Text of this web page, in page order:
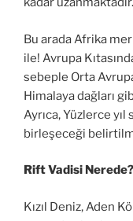
Bu arada Afrika
ile! Avrupa
sebeple Orta
Himalaya dağları
Ayrıca, Yüzlerce yıl
birleşeceği
Rift Vadisi Nerede?
Kızıl Deniz, Aden